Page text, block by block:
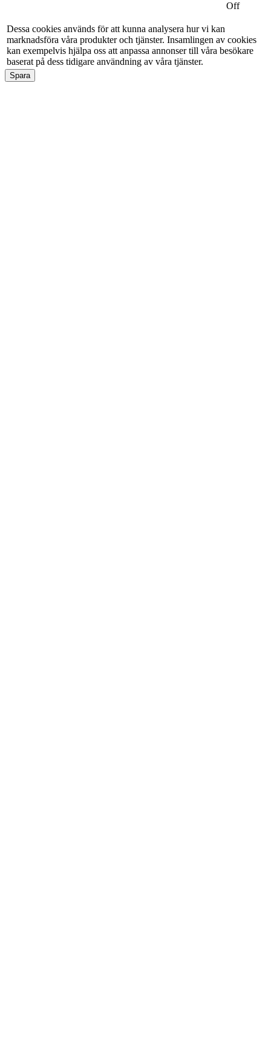
Off
Dessa cookies används för att kunna analysera hur vi kan
marknadsföra våra produkter och tjänster. Insamlingen av cookies
kan exempelvis hjälpa oss att anpassa annonser till våra besökare
baserat på dess tidigare användning av våra tjänster.
Spara